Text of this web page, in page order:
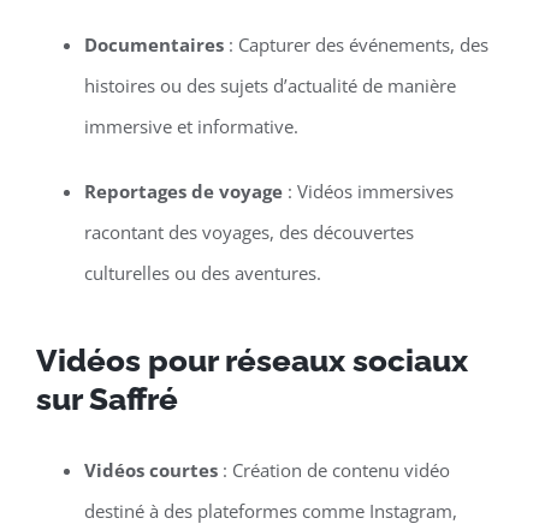
Documentaires: Capturer des événements, des
histoires ou des sujets d’actualité de manière
immersive et informative.
Reportages de voyage: Vidéos immersives
racontant des voyages, des découvertes
culturelles ou des aventures.
Vidéos pour réseaux sociaux
sur Saffré
Vidéos courtes: Création de contenu vidéo
destiné à des plateformes comme Instagram,